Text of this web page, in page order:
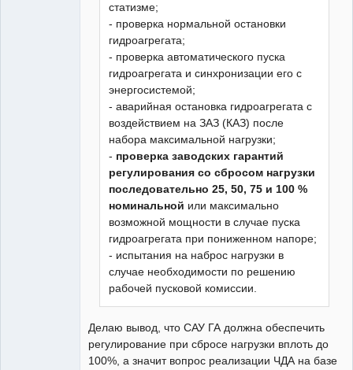
статизме;
- проверка нормальной остановки
гидроагрегата;
- проверка автоматического пуска
гидроагрегата и синхронизации его с
энергосистемой;
- аварийная остановка гидроагрегата с
воздействием на ЗАЗ (КАЗ) после
набора максимальной нагрузки;
- проверка заводских гарантий
регулирования со сбросом нагрузки
последовательно 25, 50, 75 и 100 %
номинальной или максимально
возможной мощности в случае пуска
гидроагрегата при пониженном напоре;
- испытания на наброс нагрузки в
случае необходимости по решению
рабочей пусковой комиссии.
Делаю вывод, что САУ ГА должна обеспечить
регулирование при сбросе нагрузки вплоть до
100%, а значит вопрос реализации ЧДА на базе